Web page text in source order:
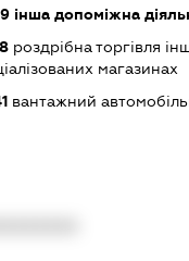
інша допоміжна
роздрібна торгівля
магазинах
вантажний